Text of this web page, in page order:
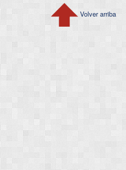
Volver arriba